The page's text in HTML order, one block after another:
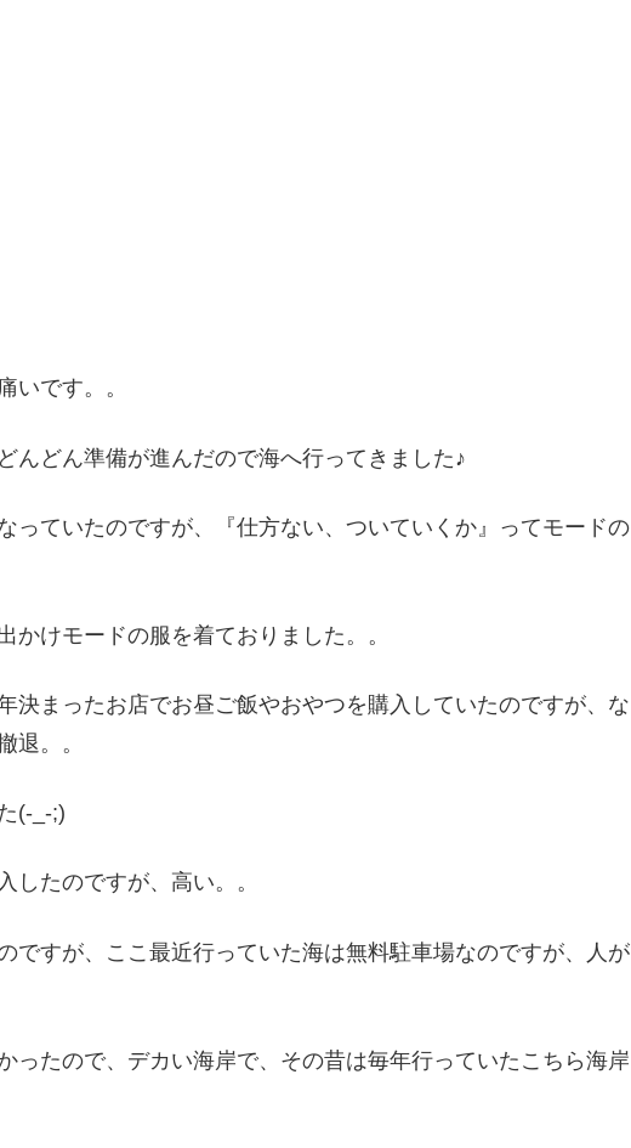
いです。。
んどん準備が進んだので海へ行ってきました♪
っていたのですが、『仕方ない、ついていくか』ってモードの
かけモードの服を着ておりました。。
決まったお店でお昼ご飯やおやつを購入していたのですが、な
退。。
(-_-;)
したのですが、高い。。
ですが、ここ最近行っていた海は無料駐車場なのですが、人が
ったので、デカい海岸で、その昔は毎年行っていたこちら海岸